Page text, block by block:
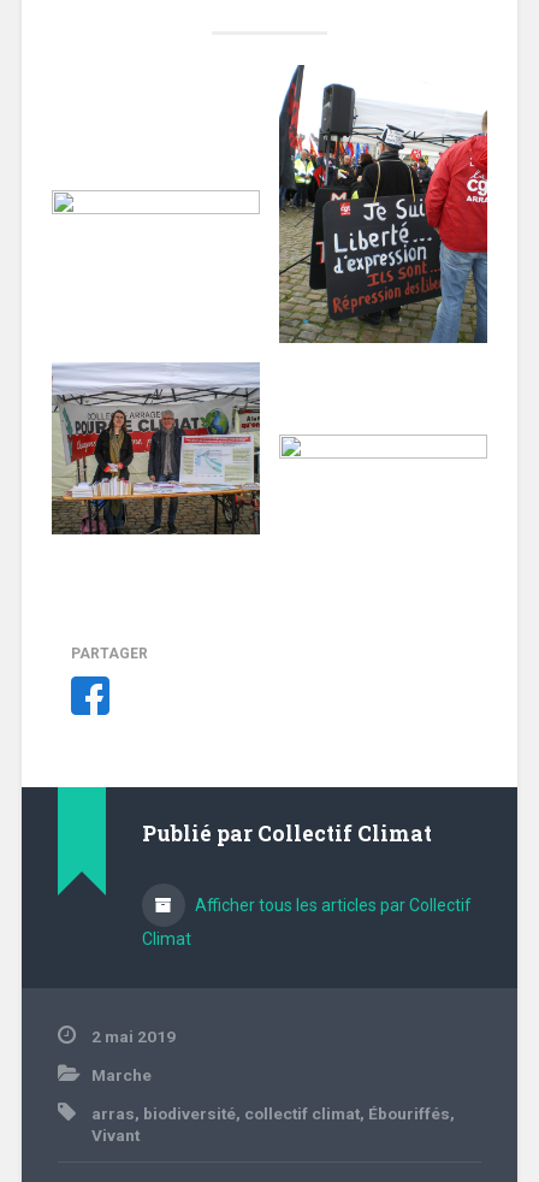
PARTAGER
Publié par Collectif Climat
Afficher tous les articles par Collectif
Climat
2 mai 2019
Marche
arras, biodiversité, collectif climat, Ébouriffés,
Vivant